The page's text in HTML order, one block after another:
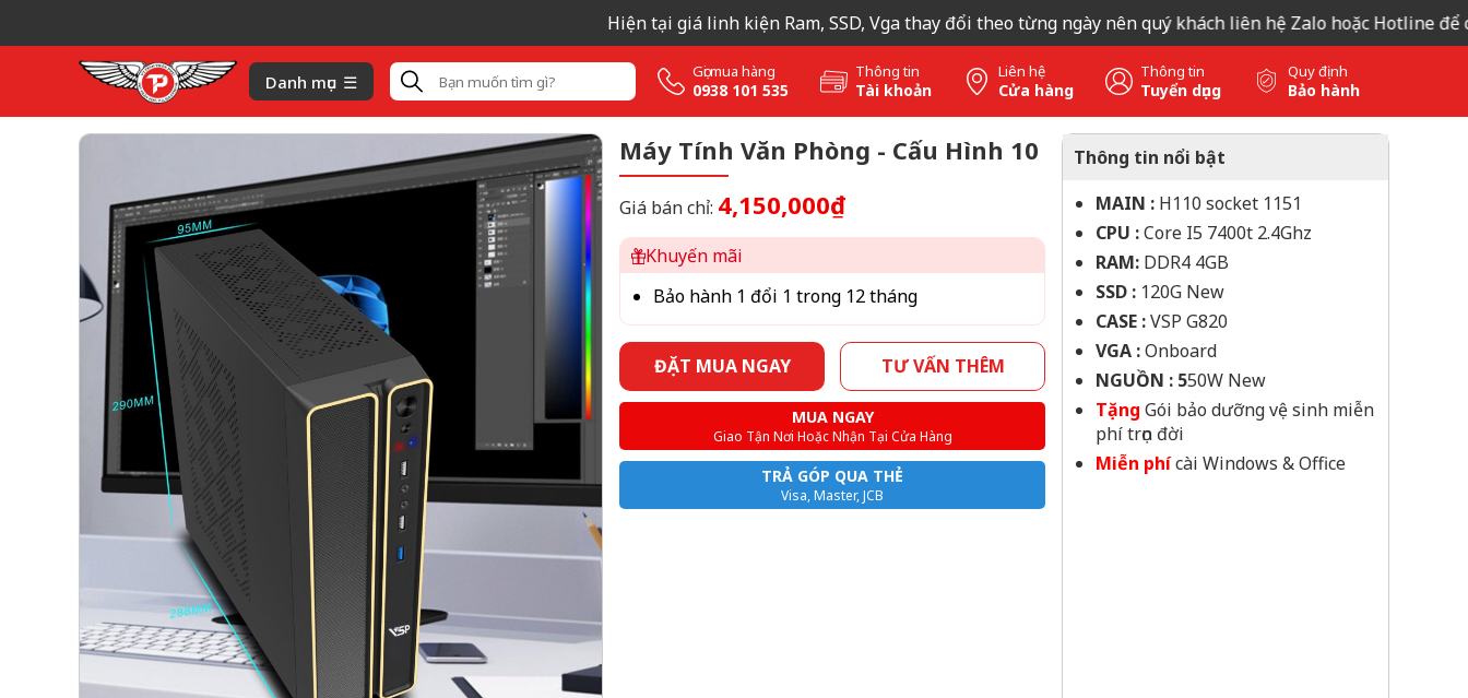
Hiện tại giá linh kiện Ram, SSD, Vga thay đổi theo từng ngày nên quý khách liên hệ Zalo hoặc Hotline để có
Danh mục Gọi mua hàng
0938 101 535
Thông tin
Tài khoản
Liên hệ
Cửa hàng
Thông tin
Tuyển dụng
Quy định
Bảo hành
Máy Tính Văn Phòng - Cấu Hình 10
Giá bán chỉ: 4,150,000₫
Khuyến mãi
Bảo hành 1 đổi 1 trong 12 tháng
ĐẶT MUA NGAY TƯ VẤN THÊM
MUA NGAY
Giao Tận Nơi Hoặc Nhận Tại Cửa Hàng
TRẢ GÓP QUA THẺ
Visa, Master, JCB
Thông tin nổi bật
MAIN : H110 socket 1151
CPU :Core I5 7400t 2.4Ghz
RAM: DDR4 4GB
SSD : 120G New
CASE :VSP G820
VGA :Onboard
NGUỒN : 550W New
Tặng Gói bảo dưỡng vệ sinh miễn
phí trọn đời
Miễn phícài Windows & Office